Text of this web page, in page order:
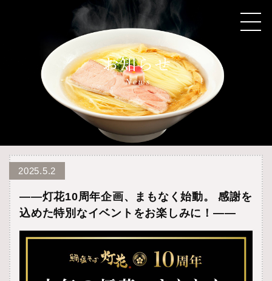
2025.5.2
——灯花10周年企画、まもなく始動。 感謝を
込めた特別なイベントをお楽しみに！——